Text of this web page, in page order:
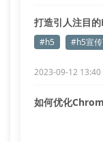
打造引人注目
果！
#h5 #h5宣
2023-09-12 13:40
如何优化